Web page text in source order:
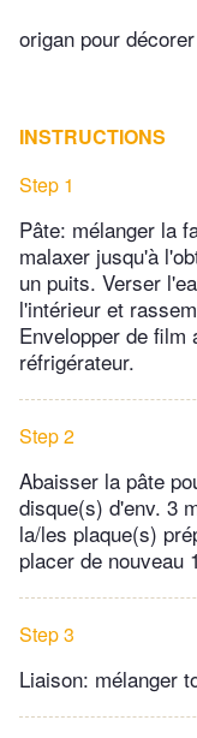
origan pour décorer
INSTRUCTIONS
Step 1
Pâte: mélanger la
malaxer jusqu'à
un puits. Verser
l'intérieur et
Envelopper de film
réfrigérateur.
Step 2
Abaisser la pâte
disque(s) d'env. 3
la/les plaque(s)
placer de nouveau
Step 3
Liaison: mélanger